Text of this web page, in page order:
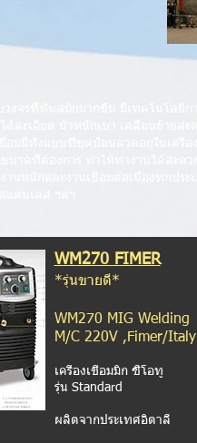
WM270 FIMER
*รุ่นขายดี*
WM270 MIG Welding
M/C 220V ,Fimer/Italy
เครื่องเชื่อมมิก ซีโอทู
รุ่น Standard
ผลิตจากประเทศอิตาลี